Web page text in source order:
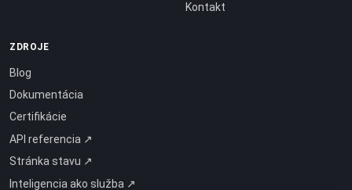
Kontakt
ZDROJE
Blog
Dokumentácia
Certifikácie
API referencia ↗
Stránka stavu ↗
Inteligencia ako služba ↗